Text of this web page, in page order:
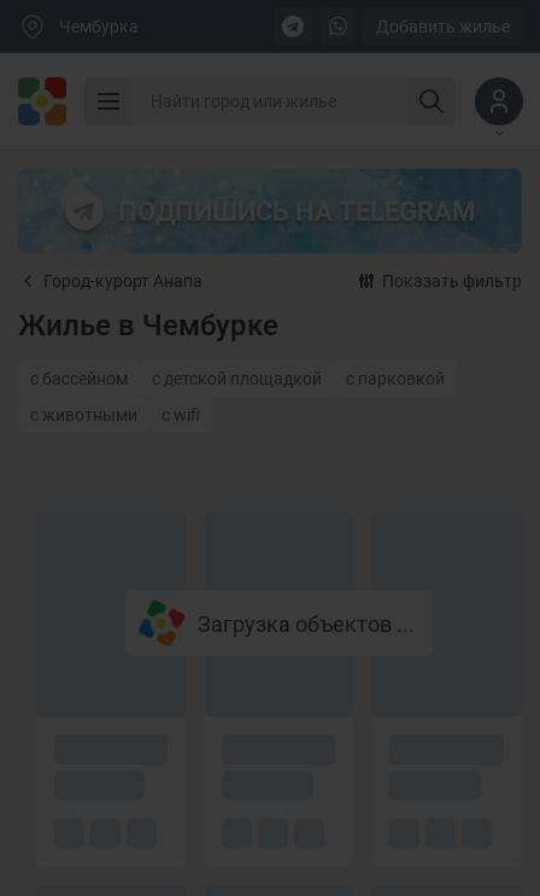
Чембурка Добавить жилье
ПОДПИШИСЬ НА TELEGRAM
Город-курорт Анапа Показать фильтр
Жилье в Чембурке
с бассейном с детской площадкой
с парковкой
с животными
с wifi
Загрузка объектов ...